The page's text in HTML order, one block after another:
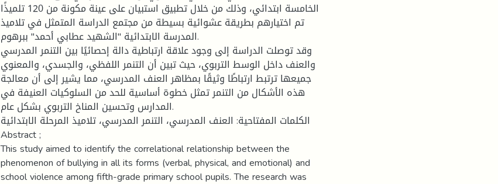
الخامسة ابتدائي، وذلك من خلال تطبيق استبيان على عينة مكونة من 120 تلميذًا
تم اختيارهم بطريقة عشوائية بسيطة من مجتمع الدراسة المتمثل في تلاميذ
المدرسة الابتدائية "الشهيد عطابي أحمد" ببرهوم.
وقد توصلت الدراسة إلى وجود علاقة ارتباطية دالة إحصائيًا بين التنمر المدرسي
والعنف داخل الوسط التربوي، حيث تبين أن التنمر اللفظي، والجسدي، والمعنوي
جميعها ترتبط ارتباطًا وثيقًا بمظاهر العنف المدرسي، مما يشير إلى أن معالجة
هذه الأشكال من التنمر تمثل خطوة أساسية للحد من السلوكيات العنيفة في
المدارس وتحسين المناخ التربوي بشكل عام.
الكلمات المفتاحية: العنف المدرسي، التنمر المدرسي، تلاميذ المرحلة الابتدائية
Abstract ;
This study aimed to identify the correlational relationship between the
phenomenon of bullying in all its forms (verbal, physical, and emotional) and
school violence among fifth-grade primary school pupils. The research was